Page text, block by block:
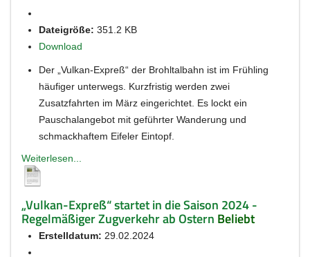
Dateigröße: 351.2 KB
Download
Der „Vulkan-Expreß“ der Brohltalbahn ist im Frühling
häufiger unterwegs. Kurzfristig werden zwei
Zusatzfahrten im März eingerichtet. Es lockt ein
Pauschalangebot mit geführter Wanderung und
schmackhaftem Eifeler Eintopf.
Weiterlesen...
„Vulkan-Expreß“ startet in die Saison 2024 -
Regelmäßiger Zugverkehr ab Ostern Beliebt
Erstelldatum: 29.02.2024